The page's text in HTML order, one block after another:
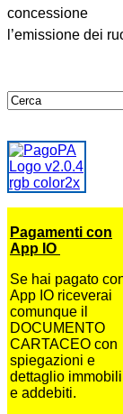
concessione
l’emissione dei
Pagamenti con
App IO
Se hai pagato
App IO riceverai
comunque il
DOCUMENTO
CARTACEO con
spiegazioni e
dettaglio immobili
e addebiti.